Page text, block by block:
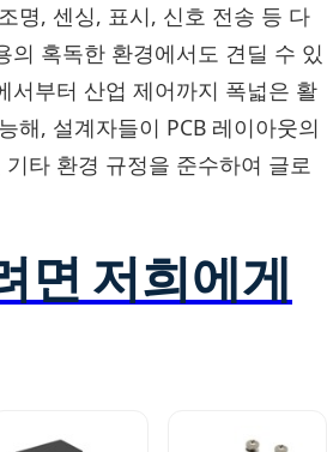
명, 센싱, 표시, 신호 전송 등 다
혹독한 환경에서도 견딜 수 있
서부터 산업 제어까지 폭넓은 활
해, 설계자들이 PCB 레이아웃의
타 환경 규정을 준수하여 글로
면 저희에게